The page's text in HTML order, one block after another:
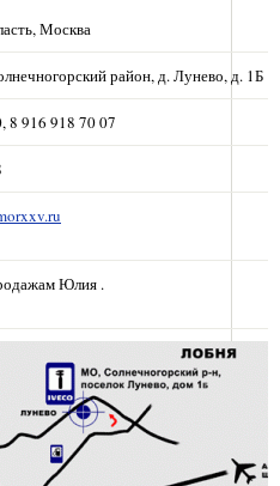
Москва
район, д. Лунево, д. 1Б
8 916 918 70 07
Юлия .